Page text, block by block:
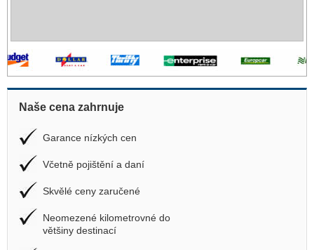
Naše cena zahrnuje
Garance nízkých cen
Včetně pojištění a daní
Skvělé ceny zaručené
Neomezené kilometrovné do
většiny destinací